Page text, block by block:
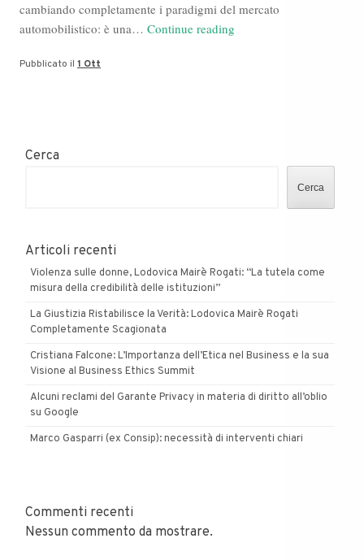
cambiando completamente i paradigmi del mercato
automobilistico: è una… Continue reading
Pubblicato il 1 Ott
Cerca
Cerca
Articoli recenti
Violenza sulle donne, Lodovica Mairè Rogati: “La tutela come
misura della credibilità delle istituzioni”
La Giustizia Ristabilisce la Verità: Lodovica Mairè Rogati
Completamente Scagionata
Cristiana Falcone: L’Importanza dell’Etica nel Business e la sua
Visione al Business Ethics Summit
Alcuni reclami del Garante Privacy in materia di diritto all’oblio
su Google
Marco Gasparri (ex Consip): necessità di interventi chiari
Commenti recenti
Nessun commento da mostrare.